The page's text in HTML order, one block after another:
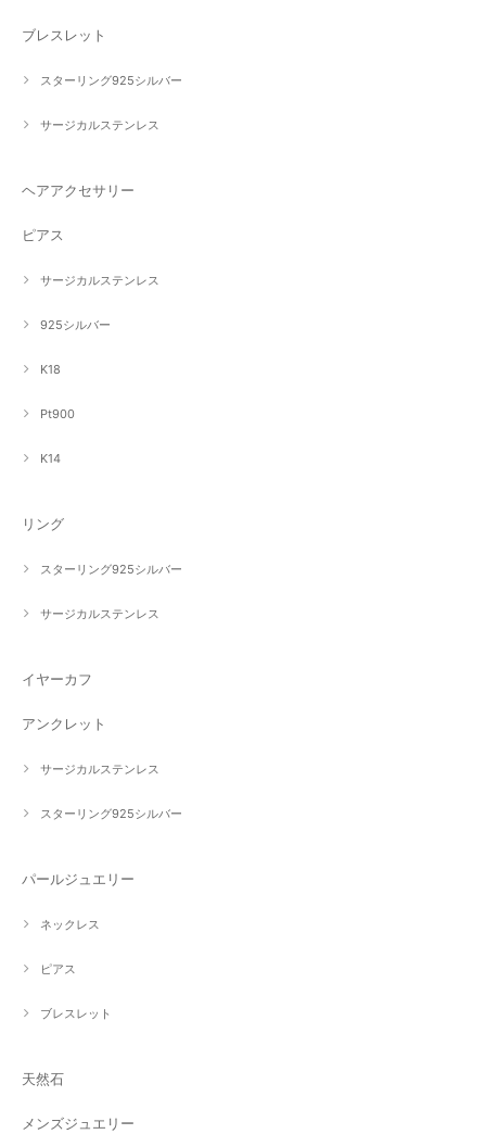
ブレスレット
スターリング925シルバー
サージカルステンレス
ヘアアクセサリー
ピアス
サージカルステンレス
925シルバー
K18
Pt900
K14
リング
スターリング925シルバー
サージカルステンレス
イヤーカフ
アンクレット
サージカルステンレス
スターリング925シルバー
パールジュエリー
ネックレス
ピアス
ブレスレット
天然石
メンズジュエリー